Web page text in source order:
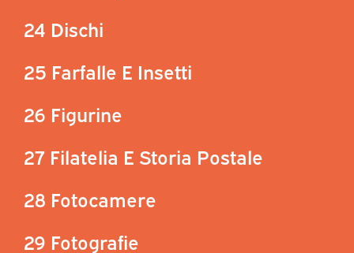
24 Dischi
25 Farfalle E Insetti
26 Figurine
27 Filatelia E Storia Postale
28 Fotocamere
29 Fotografie